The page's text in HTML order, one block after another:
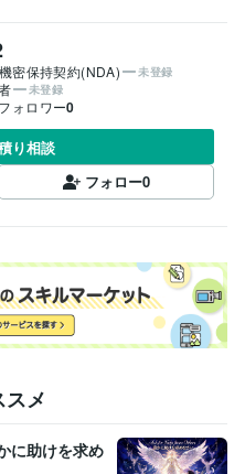
機密保持契約(NDA) 未登録
未登録
フォロワー0
り相談
フォロー0
メ
に助けを求め